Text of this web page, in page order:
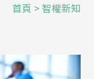
首頁 > 智權新知